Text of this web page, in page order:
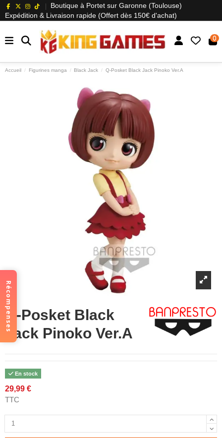
Boutique à Portet sur Garonne (Toulouse)
Expédition & Livraison rapide (Offert dès 150€ d'achat)
0
Accueil Figurines manga Black Jack Q-Posket Black Jack Pinoko Ver.A
Q-Posket Black
Jack Pinoko Ver.A
En stock
29,99 €
TTC
Récompenses